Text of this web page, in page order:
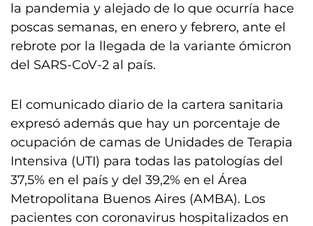
la pandemia y alejado de lo que ocurría hace
poscas semanas, en enero y febrero, ante el
rebrote por la llegada de la variante ómicron
del SARS-CoV-2 al país.
El comunicado diario de la cartera sanitaria
expresó además que hay un porcentaje de
ocupación de camas de Unidades de Terapia
Intensiva (UTI) para todas las patologías del
37,5% en el país y del 39,2% en el Área
Metropolitana Buenos Aires (AMBA). Los
pacientes con coronavirus hospitalizados en